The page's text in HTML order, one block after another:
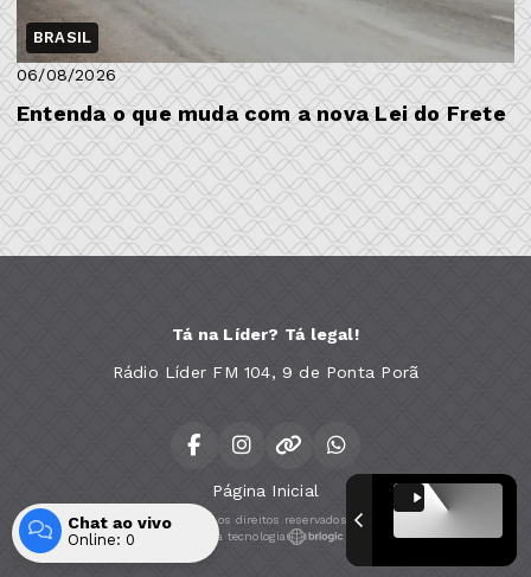
BRASIL
06/08/2026
Entenda o que muda com a nova Lei do Frete
Tá na Líder? Tá legal!
Rádio Líder FM 104, 9 de Ponta Porã
Página Inicial
Todos os direitos reservados.
Com a tecnologia
Chat ao vivo
Online: 0